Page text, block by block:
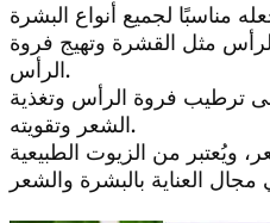
مناسبًا لجميع أنواع البشرة
مثل القشرة وتهيج فروة
الرأس.
ترطيب فروة الرأس وتغذية
الشعر وتقويته.
ويُعتبر من الزيوت الطبيعية